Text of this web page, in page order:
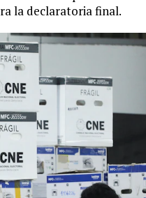
la declaratoria final.